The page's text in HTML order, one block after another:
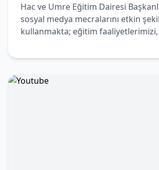
Hac ve Umre Eğitim Dairesi
sosyal medya mecralarını etkin
kullanmakta; eğitim
dijital platformlar üzerinden de
medya hesaplarımızdan takip ederek